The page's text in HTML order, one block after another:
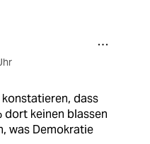
dass
dort keinen blassen
was Demokratie